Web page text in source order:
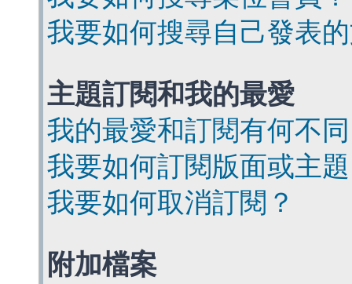
我要如何搜尋自己發表
主題訂閱和我的最愛
我的最愛和訂閱有何不
我要如何訂閱版面或主
我要如何取消訂閱？
附加檔案